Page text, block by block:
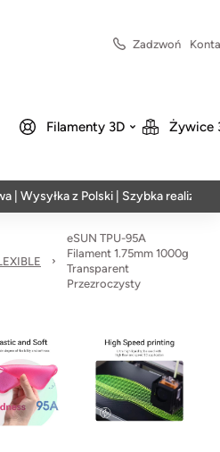
Zadzwoń
Filamenty 3D Żywice
z Polski | Szybka realizacja w 24h
eSUN TPU-95A
Filament 1.75mm 1000g
Transparent
Przezroczysty